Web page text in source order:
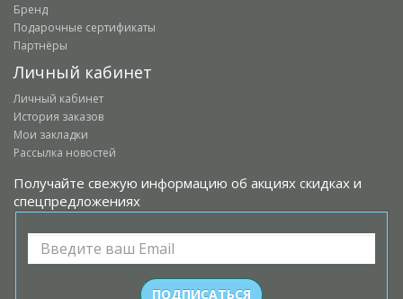
Бренд
Подарочные сертификаты
Партнёры
Личный кабинет
Личный кабинет
История заказов
Мои закладки
Рассылка новостей
Получайте свежую информацию об акциях скидках и
спецпредложениях